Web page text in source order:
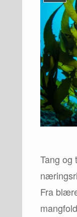
Tang og
Fra